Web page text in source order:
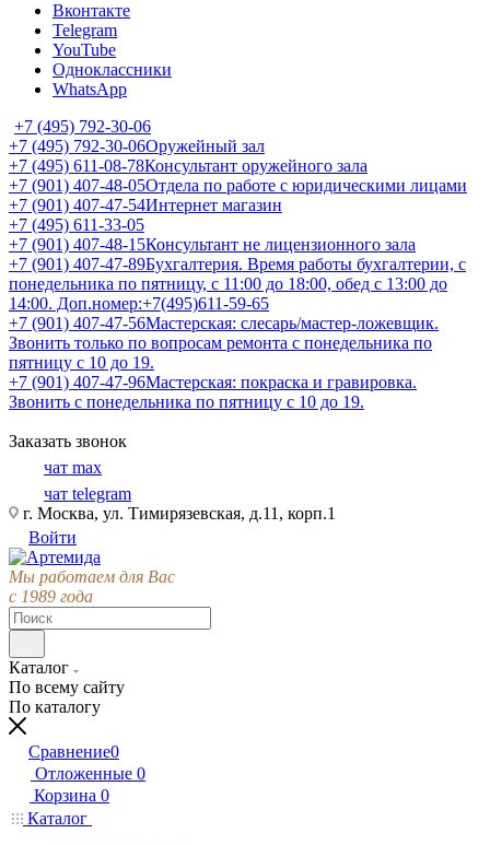
Вконтакте
Telegram
YouTube
Одноклассники
WhatsApp
+7 (495) 792-30-06
+7 (495) 792-30-06Оружейный зал
+7 (495) 611-08-78Консультант оружейного зала
+7 (901) 407-48-05Отдела по работе с юридическими лицами
+7 (901) 407-47-54Интернет магазин
+7 (495) 611-33-05
+7 (901) 407-48-15Консультант не лицензионного зала
+7 (901) 407-47-89Бухгалтерия. Время работы бухгалтерии, с
понедельника по пятницу, с 11:00 до 18:00, обед с 13:00 до
14:00. Доп.номер:+7(495)611-59-65
+7 (901) 407-47-56Мастерская: слесарь/мастер-ложевщик.
Звонить только по вопросам ремонта с понедельника по
пятницу с 10 до 19.
+7 (901) 407-47-96Мастерская: покраска и гравировка.
Звонить с понедельника по пятницу с 10 до 19.
Заказать звонок
чат max
чат telegram
г. Москва, ул. Тимирязевская, д.11, корп.1
Войти
Мы работаем для Вас
с 1989 года
Каталог
По всему сайту
По каталогу
Сравнение0
Отложенные 0
Корзина 0
Каталог